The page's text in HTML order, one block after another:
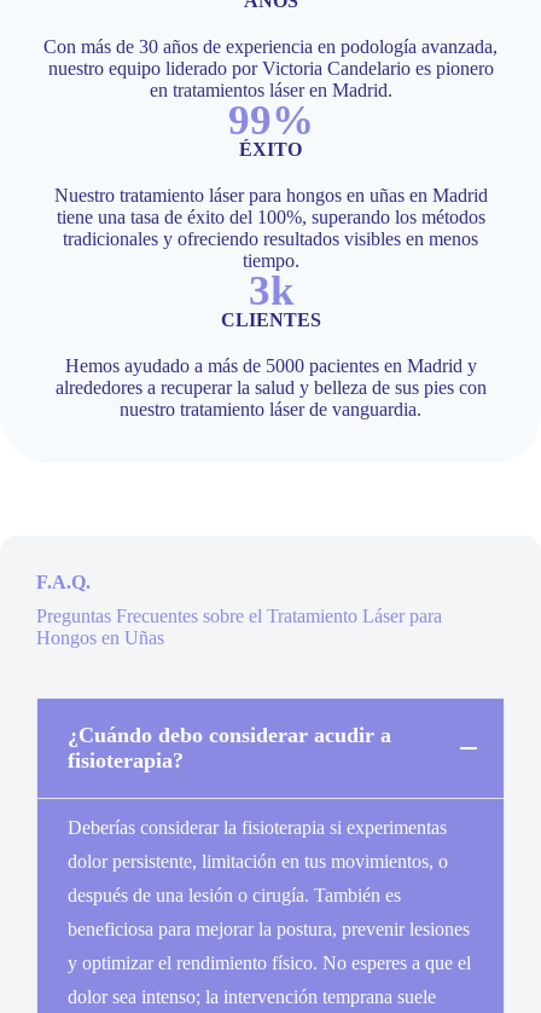
Con más de 30 años de experiencia en podología avanzada,
nuestro equipo liderado por Victoria Candelario es pionero
en tratamientos láser en Madrid.
100%
ÉXITO
Nuestro tratamiento láser para hongos en uñas en Madrid
tiene una tasa de éxito del 100%, superando los métodos
tradicionales y ofreciendo resultados visibles en menos
tiempo.
4k
CLIENTES
Hemos ayudado a más de 5000 pacientes en Madrid y
alrededores a recuperar la salud y belleza de sus pies con
nuestro tratamiento láser de vanguardia.
F.A.Q.
Preguntas Frecuentes sobre el Tratamiento Láser para
Hongos en Uñas
¿Cuándo debo considerar acudir a
fisioterapia?
Deberías considerar la fisioterapia si experimentas
dolor persistente, limitación en tus movimientos, o
después de una lesión o cirugía. También es
beneficiosa para mejorar la postura, prevenir lesiones
y optimizar el rendimiento físico. No esperes a que el
dolor sea intenso; la intervención temprana suele